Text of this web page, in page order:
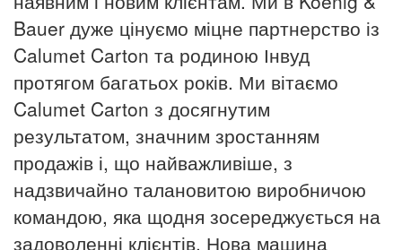
Bauer дуже цінуємо міцне партнерство із
Calumet Carton та родиною Інвуд
протягом багатьох років. Ми вітаємо
Calumet Carton з досягнутим
результатом, значним зростанням
продажів і, що найважливіше, з
надзвичайно талановитою виробничою
командою, яка щодня зосереджується на
задоволенні клієнтів. Нова машина